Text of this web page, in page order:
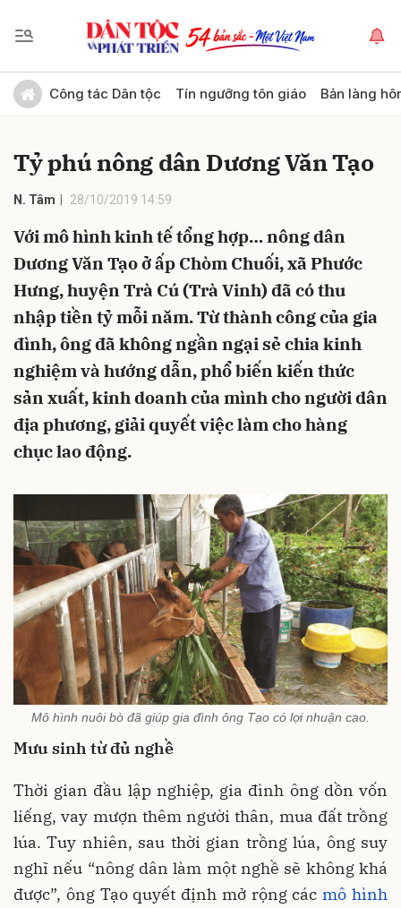
Công tác Dân tộc Tín ngưỡng tôn giáo Bản làng
Tỷ phú nông dân Dương Văn Tạo
N. Tâm 28/10/2019 14:59
Với mô hình kinh tế tổng hợp… nông dân
Dương Văn Tạo ở ấp Chòm Chuối, xã Phước
Hưng, huyện Trà Cú (Trà Vinh) đã có thu
nhập tiền tỷ mỗi năm. Từ thành công của gia
đình, ông đã không ngần ngại sẻ chia kinh
nghiệm và hướng dẫn, phổ biến kiến thức
sản xuất, kinh doanh của mình cho người dân
địa phương, giải quyết việc làm cho hàng
chục lao động.
Mô hình nuôi bò đã giúp gia đình ông Tạo có lợi nhuận cao.
Mưu sinh từ đủ nghề
Thời gian đầu lập nghiệp, gia đình ông dồn vốn
liếng, vay mượn thêm người thân, mua đất trồng
lúa. Tuy nhiên, sau thời gian trồng lúa, ông suy
nghĩ nếu “nông dân làm một nghề sẽ không khá
được”, ông Tạo quyết định mở rộng cácmô hình
Gửi bình luận
Hủy Gửi